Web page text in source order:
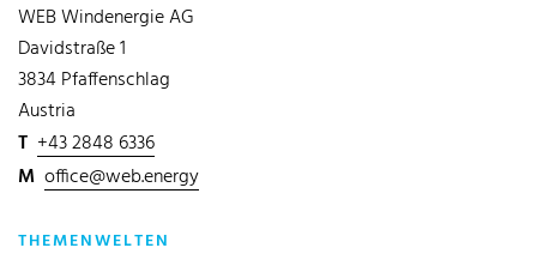
WEB Windenergie AG
Davidstraße 1
3834 Pfaffenschlag
Austria
T +43 2848 6336
M office@web.energy
THEMENWELTEN